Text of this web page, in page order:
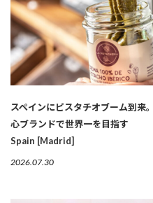
スペインにピスタチオブーム到来
心ブランドで世界一を目指す
Spain [Madrid]
2026.07.30